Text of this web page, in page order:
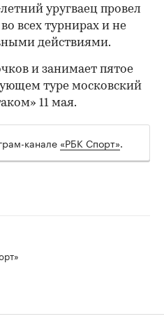
уругваец провел
всех турнирах и не
действиями.
и занимает пятое
туре московский
11 мая.
канале «РБК Спорт».